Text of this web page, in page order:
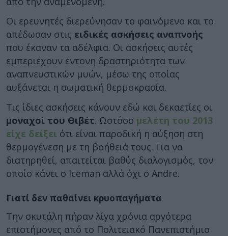
Οι ερευνητές διερεύνησαν το φαινόμενο και το
απέδωσαν στις ειδικές ασκήσεις αναπνοής
που έκαναν τα αδέλφια. Οι ασκήσεις αυτές
εμπεριέχουν έντονη δραστηριότητα των
αναπνευστικών μυών, μέσω της οποίας
αυξάνεται η σωματική θερμοκρασία.
Τις ίδιες ασκήσεις κάνουν εδώ και δεκαετίες οι
μοναχοί του Θιβέτ. Ωστόσο μελέτη του 2013
είχε δείξει ότι είναι παροδική η αύξηση στη
θερμογένεση με τη βοήθειά τους. Για να
διατηρηθεί, απαιτείται βαθύς διαλογισμός, τον
οποίο κάνει ο Iceman αλλά όχι ο Andre.
Γιατί δεν παθαίνει κρυοπαγήματα
Την σκυτάλη πήραν λίγα χρόνια αργότερα
επιστήμονες από το Πολιτειακό Πανεπιστήμιο